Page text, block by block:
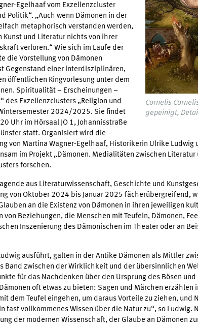
Cornelis
gepeinigt,
Egelhaaf vom Exzellenzcluster
Politik“. „Auch wenn Dämonen in der
metaphorisch verstanden werden,
Kunst und Literatur nichts von ihrer
verloren.“ Wie sich im Laufe der
die Vorstellung von Dämonen
Gegenstand einer interdisziplinären,
öffentlichen Ringvorlesung unter dem
Spiritualität – Erscheinungen –
des Exzellenzclusters „Religion und
2024/2025. Sie findet
Uhr im Hörsaal JO 1, Johannisstraße
statt. Organisiert wird die
von Martina Wagner-Egelhaaf, Historikerin Ulrike Ludwig
im Projekt „Dämonen. Medialitäten zwischen
forschen.
aus Literaturwissenschaft, Geschichte und
von Oktober 2024 bis Januar 2025 fächerübergreifend,
an die Existenz von Dämonen in ihren jeweiligen
von Beziehungen, die Menschen mit Teufeln, Dämonen,
Inszenierung des Dämonischen im Theater oder an
ausführt, galten in der Antike Dämonen als Mittler
Band zwischen der Wirklichkeit und der übersinnlichen
für das Nachdenken über den Ursprung des Bösen
oft etwas zu bieten: Sagen und Märchen erzählen
dem Teufel eingehen, um daraus Vorteile zu ziehen,
fast vollkommenes Wissen über die Natur zu“, so Ludwig.
der modernen Wissenschaft, der Glaube an Dämonen